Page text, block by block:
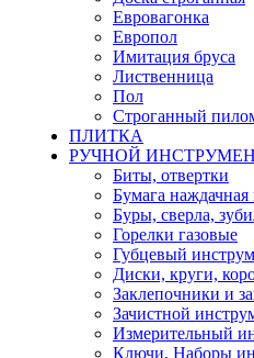
Евровагонка
Европол
Имитация бруса
Лиственница
Пол
Строганный
ПЛИТКА
РУЧНОЙ
Биты, отвертки
Бумага
Буры, сверла,
Горелки газовые
Губцевый
Диски, круги,
Заклепочники и
Зачистной
Измерительный
Ключи, Наборы